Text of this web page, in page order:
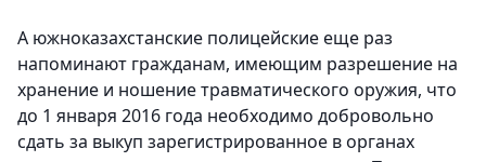
А южноказахстанские полицейские еще раз
напоминают гражданам, имеющим разрешение на
хранение и ношение травматического оружия, что
до 1 января 2016 года необходимо добровольно
сдать за выкуп зарегистрированное в органах